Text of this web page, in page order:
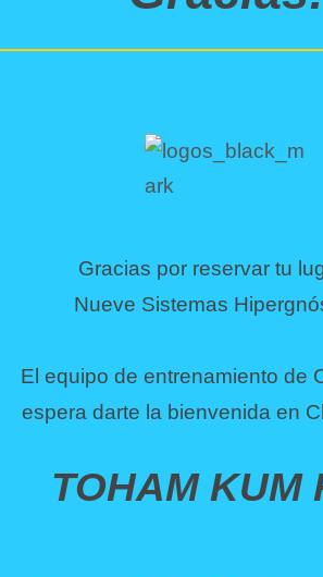
Gracias por reservar tu
Nueve Sistemas
El equipo de entrenamiento de
espera darte la bienvenida en
TOHAM KUM